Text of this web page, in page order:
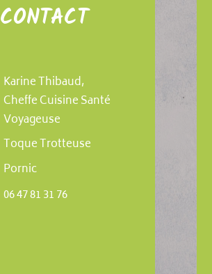
CONTACT
Karine Thibaud,
Cheffe Cuisine Santé
Voyageuse
Toque Trotteuse
Pornic
06 47 81 31 76